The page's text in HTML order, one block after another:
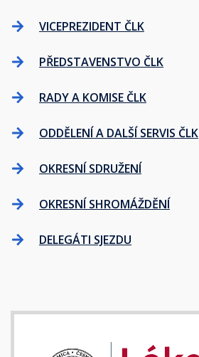
VICEPREZIDENT ČLK
PŘEDSTAVENSTVO ČLK
RADY A KOMISE ČLK
ODDĚLENÍ A DALŠÍ SERVIS ČLK
OKRESNÍ SDRUŽENÍ
OKRESNÍ SHROMÁŽDĚNÍ
DELEGÁTI SJEZDU